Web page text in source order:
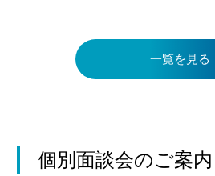
一覧を見る
個別面談会のご案内